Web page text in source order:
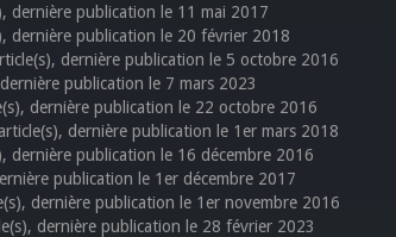
dernière publication le 11 mai 2017
dernière publication le 20 février 2018
dernière publication le 5 octobre 2016
publication le 7 mars 2023
dernière publication le 22 octobre 2016
dernière publication le 1er mars 2018
dernière publication le 16 décembre 2016
publication le 1er décembre 2017
dernière publication le 1er novembre 2016
dernière publication le 28 février 2023